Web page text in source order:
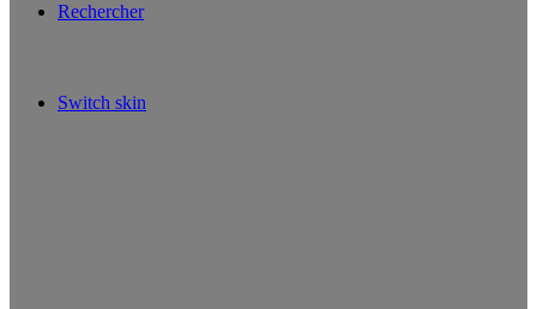
Rechercher
Switch skin